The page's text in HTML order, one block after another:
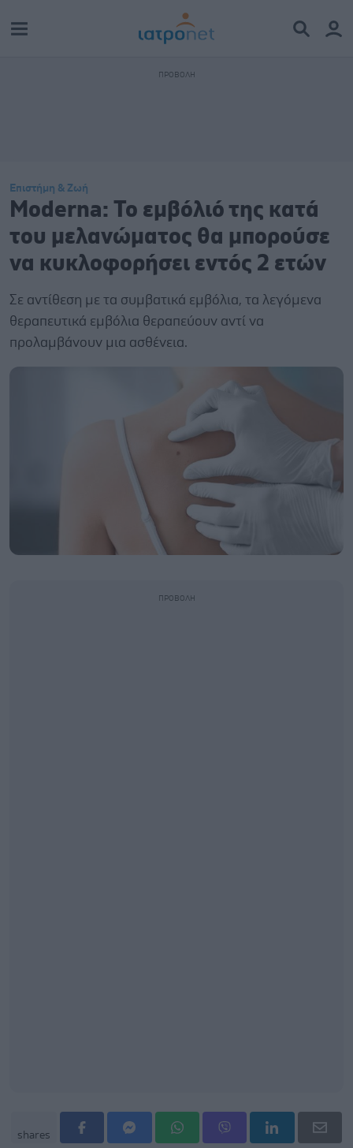
Επιστήμη & Ζωή
Moderna: Το εμβόλιό της κατά
του μελανώματος θα μπορούσε
να κυκλοφορήσει εντός 2 ετών
Σε αντίθεση με τα συμβατικά εμβόλια, τα λεγόμενα
θεραπευτικά εμβόλια θεραπεύουν αντί να
προλαμβάνουν μια ασθένεια.
shares